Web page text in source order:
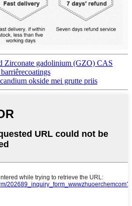
Zirconate gadolinium (GZO) CAS
okside mei grutte priis